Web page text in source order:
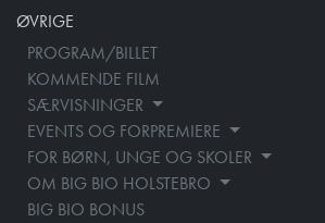
ØVRIGE
PROGRAM/BILLET
KOMMENDE FILM
SÆRVISNINGER
EVENTS OG FORPREMIERE
FOR BØRN, UNGE OG SKOLER
OM BIG BIO HOLSTEBRO
BIG BIO BONUS